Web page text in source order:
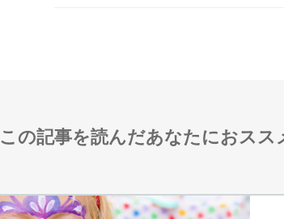
この記事を読んだあなたにおスス